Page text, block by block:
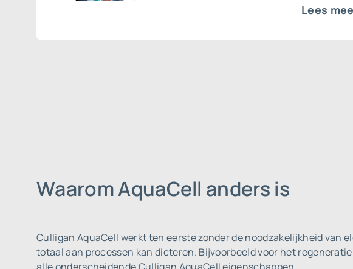
Lees
Waarom AquaCell anders is
Culligan AquaCell werkt ten eerste zonder de noodzakelijkheid
totaal aan processen kan dicteren. Bijvoorbeeld voor het